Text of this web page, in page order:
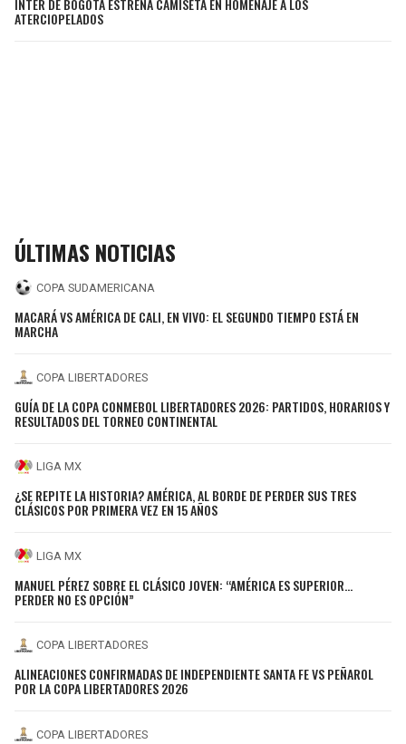
INTER DE BOGOTÁ ESTRENA CAMISETA EN HOMENAJE A LOS
ATERCIOPELADOS
ÚLTIMAS NOTICIAS
COPA SUDAMERICANA
MACARÁ VS AMÉRICA DE CALI, EN VIVO: EL SEGUNDO TIEMPO ESTÁ EN
MARCHA
COPA LIBERTADORES
GUÍA DE LA COPA CONMEBOL LIBERTADORES 2026: PARTIDOS, HORARIOS Y
RESULTADOS DEL TORNEO CONTINENTAL
LIGA MX
¿SE REPITE LA HISTORIA? AMÉRICA, AL BORDE DE PERDER SUS TRES
CLÁSICOS POR PRIMERA VEZ EN 15 AÑOS
LIGA MX
MANUEL PÉREZ SOBRE EL CLÁSICO JOVEN: “AMÉRICA ES SUPERIOR…
PERDER NO ES OPCIÓN”
COPA LIBERTADORES
ALINEACIONES CONFIRMADAS DE INDEPENDIENTE SANTA FE VS PEÑAROL
POR LA COPA LIBERTADORES 2026
COPA LIBERTADORES